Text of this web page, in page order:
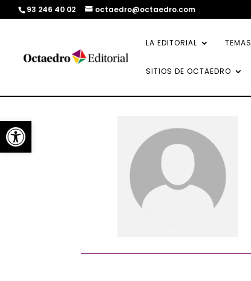
Abrir barra de herramientas
93 246 40 02 octaedro@octaedro.com
LA EDITORIAL TEMAS
SITIOS DE OCTAEDRO